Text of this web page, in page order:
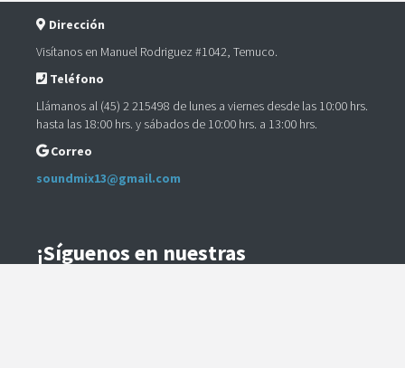
Dirección
Visítanos en Manuel Rodriguez #1042, Temuco.
Teléfono
Llámanos al (45) 2 215498 de lunes a viernes desde las 10:00 hrs.
hasta las 18:00 hrs. y sábados de 10:00 hrs. a 13:00 hrs.
Correo
soundmix13@gmail.com
¡Síguenos en nuestras